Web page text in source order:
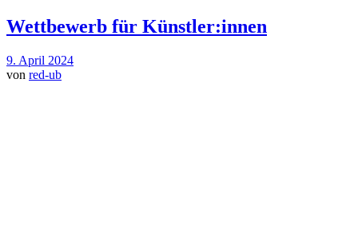
Wettbewerb für Künstler:innen
9. April 2024
von red-ub